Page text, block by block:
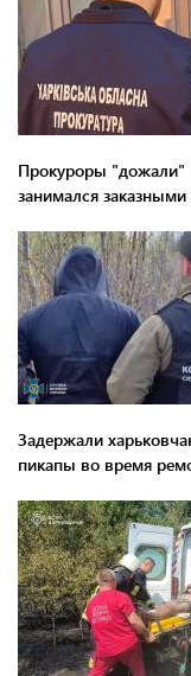
Прокуроры "дожали"
занимался
Задержали
пикапы во время